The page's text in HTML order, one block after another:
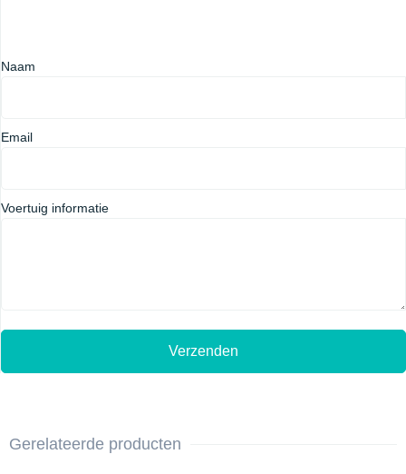
Naam
Email
Voertuig informatie
Verzenden
Gerelateerde producten